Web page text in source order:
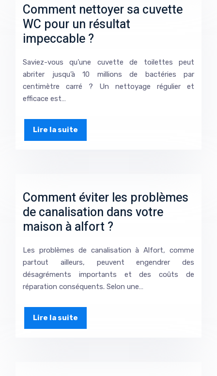
Comment nettoyer sa cuvette
WC pour un résultat
impeccable ?
Saviez-vous qu’une cuvette de toilettes peut
abriter jusqu’à 10 millions de bactéries par
centimètre carré ? Un nettoyage régulier et
efficace est…
Lire la suite
Comment éviter les problèmes
de canalisation dans votre
maison à alfort ?
Les problèmes de canalisation à Alfort, comme
partout ailleurs, peuvent engendrer des
désagréments importants et des coûts de
réparation conséquents. Selon une…
Lire la suite